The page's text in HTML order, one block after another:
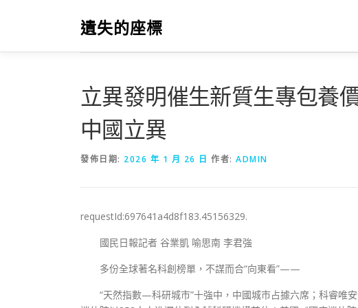
要
遺失的座標
立異發明催生新質生專包
中國立異
發佈日期: 2026 年 1 月 26 日 作者: ADMIN
requestId:697641a4d8f183.45156329.
國民日報記者 谷業凱 喻思南 李君強
多份全球著名科創榜單，不謀而合“向東看”——
“天然指數—科研城市”十強中，中國城市占據六席；科睿唯